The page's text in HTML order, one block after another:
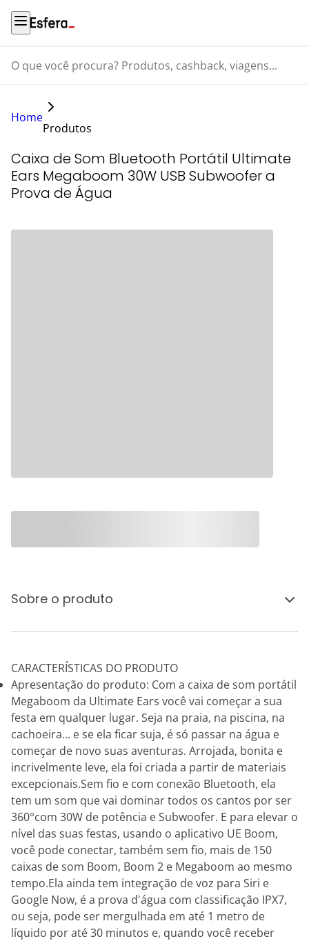
O que você procura? Produtos, cashback, viagens...
Home
Produtos
Caixa de Som Bluetooth Portátil Ultimate
Ears Megaboom 30W USB Subwoofer a
Prova de Água
Sobre o produto
CARACTERÍSTICAS DO PRODUTO
Apresentação do produto: Com a caixa de som portátil
Megaboom da Ultimate Ears você vai começar a sua
festa em qualquer lugar. Seja na praia, na piscina, na
cachoeira... e se ela ficar suja, é só passar na água e
começar de novo suas aventuras. Arrojada, bonita e
incrivelmente leve, ela foi criada a partir de materiais
excepcionais.Sem fio e com conexão Bluetooth, ela
tem um som que vai dominar todos os cantos por ser
360°com 30W de potência e Subwoofer. E para elevar o
nível das suas festas, usando o aplicativo UE Boom,
você pode conectar, também sem fio, mais de 150
caixas de som Boom, Boom 2 e Megaboom ao mesmo
tempo.Ela ainda tem integração de voz para Siri e
Google Now, é a prova d'água com classificação IPX7,
ou seja, pode ser mergulhada em até 1 metro de
líquido por até 30 minutos e, quando você receber